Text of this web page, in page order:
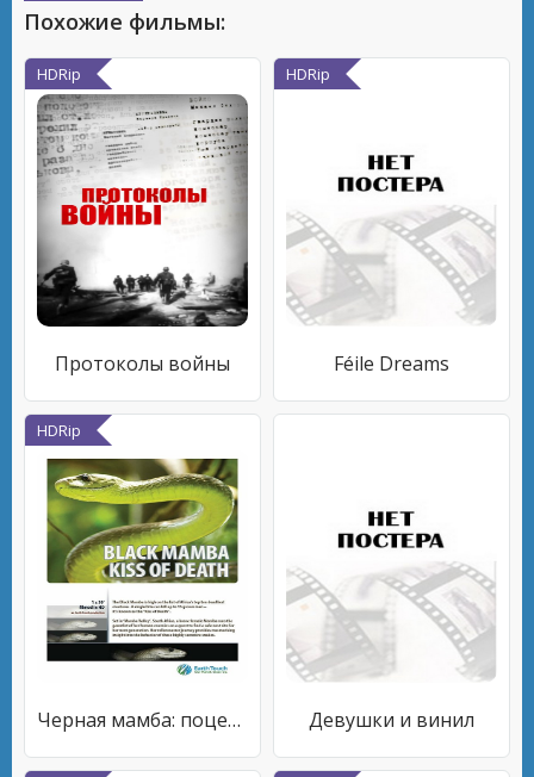
Похожие фильмы:
HDRip
Протоколы войны
HDRip
Féile Dreams
HDRip
Черная мамба: поцелуй смерти Девушки и винил